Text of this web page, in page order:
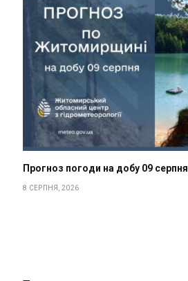
Прогноз погоди на добу 09 серпня
8 СЕРПНЯ, 2026